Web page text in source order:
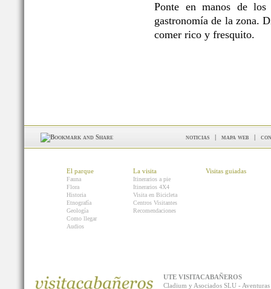
Ponte en manos de
gastronomía de la zona.
comer rico y fresquito.
noticias | mapa web |
El parque
Fauna
Flora
Historia
Etnografía
Geología
Como llegar
Audios
La visita
Itinerarios a pie
Itinerarios 4X4
Visita en Bicicleta
Centros Visitantes
Recomendaciones
Visitas guiadas
UTE VISITACABAÑEROS
Cladium y Asociados SLU -